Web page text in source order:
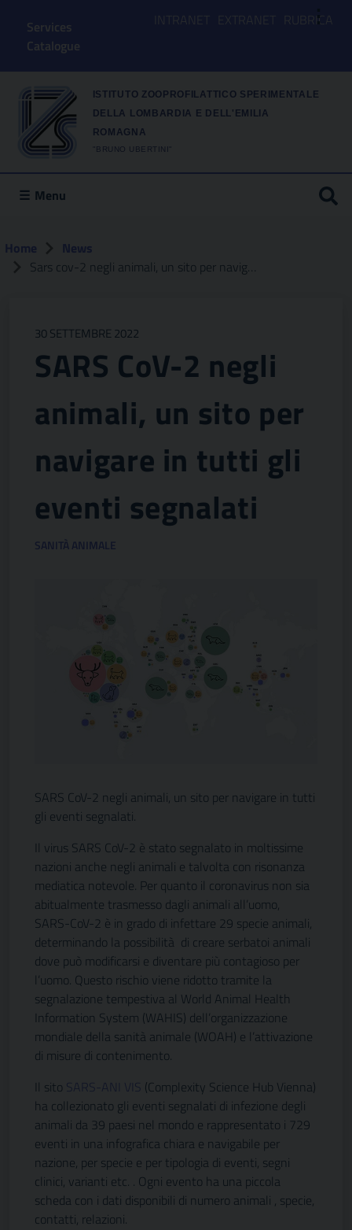
⋮
Services
Catalogue
INTRANET EXTRANET RUBRICA
ISTITUTO ZOOPROFILATTICO SPERIMENTALE
DELLA LOMBARDIA E DELL'EMILIA
ROMAGNA
"BRUNO UBERTINI"
Menu
Home
News
Sars cov-2 negli animali, un sito per navigare in tutti gli eventi segnalati
30 SETTEMBRE 2022
SARS CoV-2 negli
animali, un sito per
navigare in tutti gli
eventi segnalati
SANITÀ ANIMALE
SARS CoV-2 negli animali, un sito per navigare in tutti
gli eventi segnalati.
Il virus SARS CoV-2 è stato segnalato in moltissime
nazioni anche negli animali e talvolta con risonanza
mediatica notevole. Per quanto il coronavirus non sia
abitualmente trasmesso dagli animali all’uomo,
SARS-CoV-2 è in grado di infettare 29 specie animali,
determinando la possibilità di creare serbatoi animali
dove può modificarsi e diventare più contagioso per
l’uomo. Questo rischio viene ridotto tramite la
segnalazione tempestiva al World Animal Health
Information System (WAHIS) dell’organizzazione
mondiale della sanità animale (WOAH) e l’attivazione
di misure di contenimento.
Il sito SARS-ANI VIS (Complexity Science Hub Vienna)
ha collezionato gli eventi segnalati di infezione degli
animali da 39 paesi nel mondo e rappresentato i 729
eventi in una infografica chiara e navigabile per
nazione, per specie e per tipologia di eventi, segni
clinici, varianti etc. . Ogni evento ha una piccola
scheda con i dati disponibili di numero animali , specie,
contatti, relazioni.